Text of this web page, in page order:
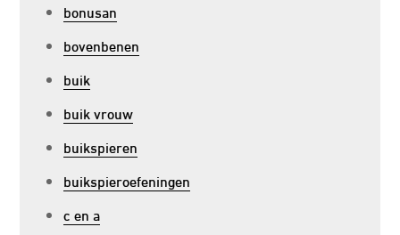
bonusan
bovenbenen
buik
buik vrouw
buikspieren
buikspieroefeningen
c en a